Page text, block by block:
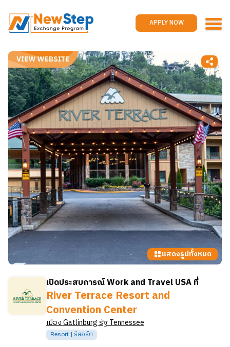
APPLY NOW
Work and travel
Reviews
Promotions
Contact us
APPLY NOW
แสดงรูปทั้งหมด
เปิดประสบการณ์ Work and Travel USA ที่
River Terrace Resort and
Convention Center
เมืองGatlinburgรัฐTennessee
Resort | รีสอร์ต